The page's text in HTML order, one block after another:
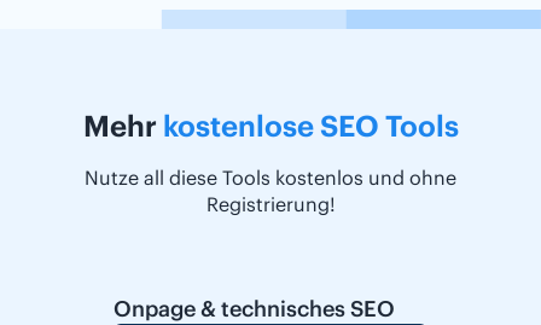
Mehr kostenlose SEO Tools
Nutze all diese Tools kostenlos und ohne
Registrierung!
Onpage & technisches SEO